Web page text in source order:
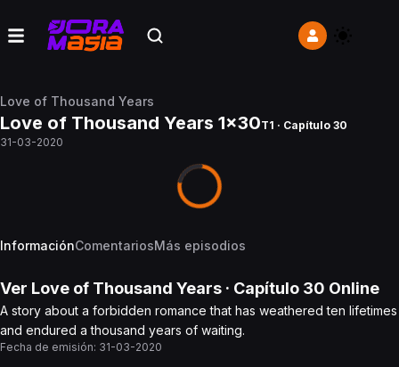
Love of Thousand Years
Love of Thousand Years 1x30T1 · Capítulo 30
31-03-2020
InformaciónComentariosMás episodios
Ver Love of Thousand Years · Capítulo 30 Online
A story about a forbidden romance that has weathered ten lifetimes
and endured a thousand years of waiting.
Fecha de emisión: 31-03-2020